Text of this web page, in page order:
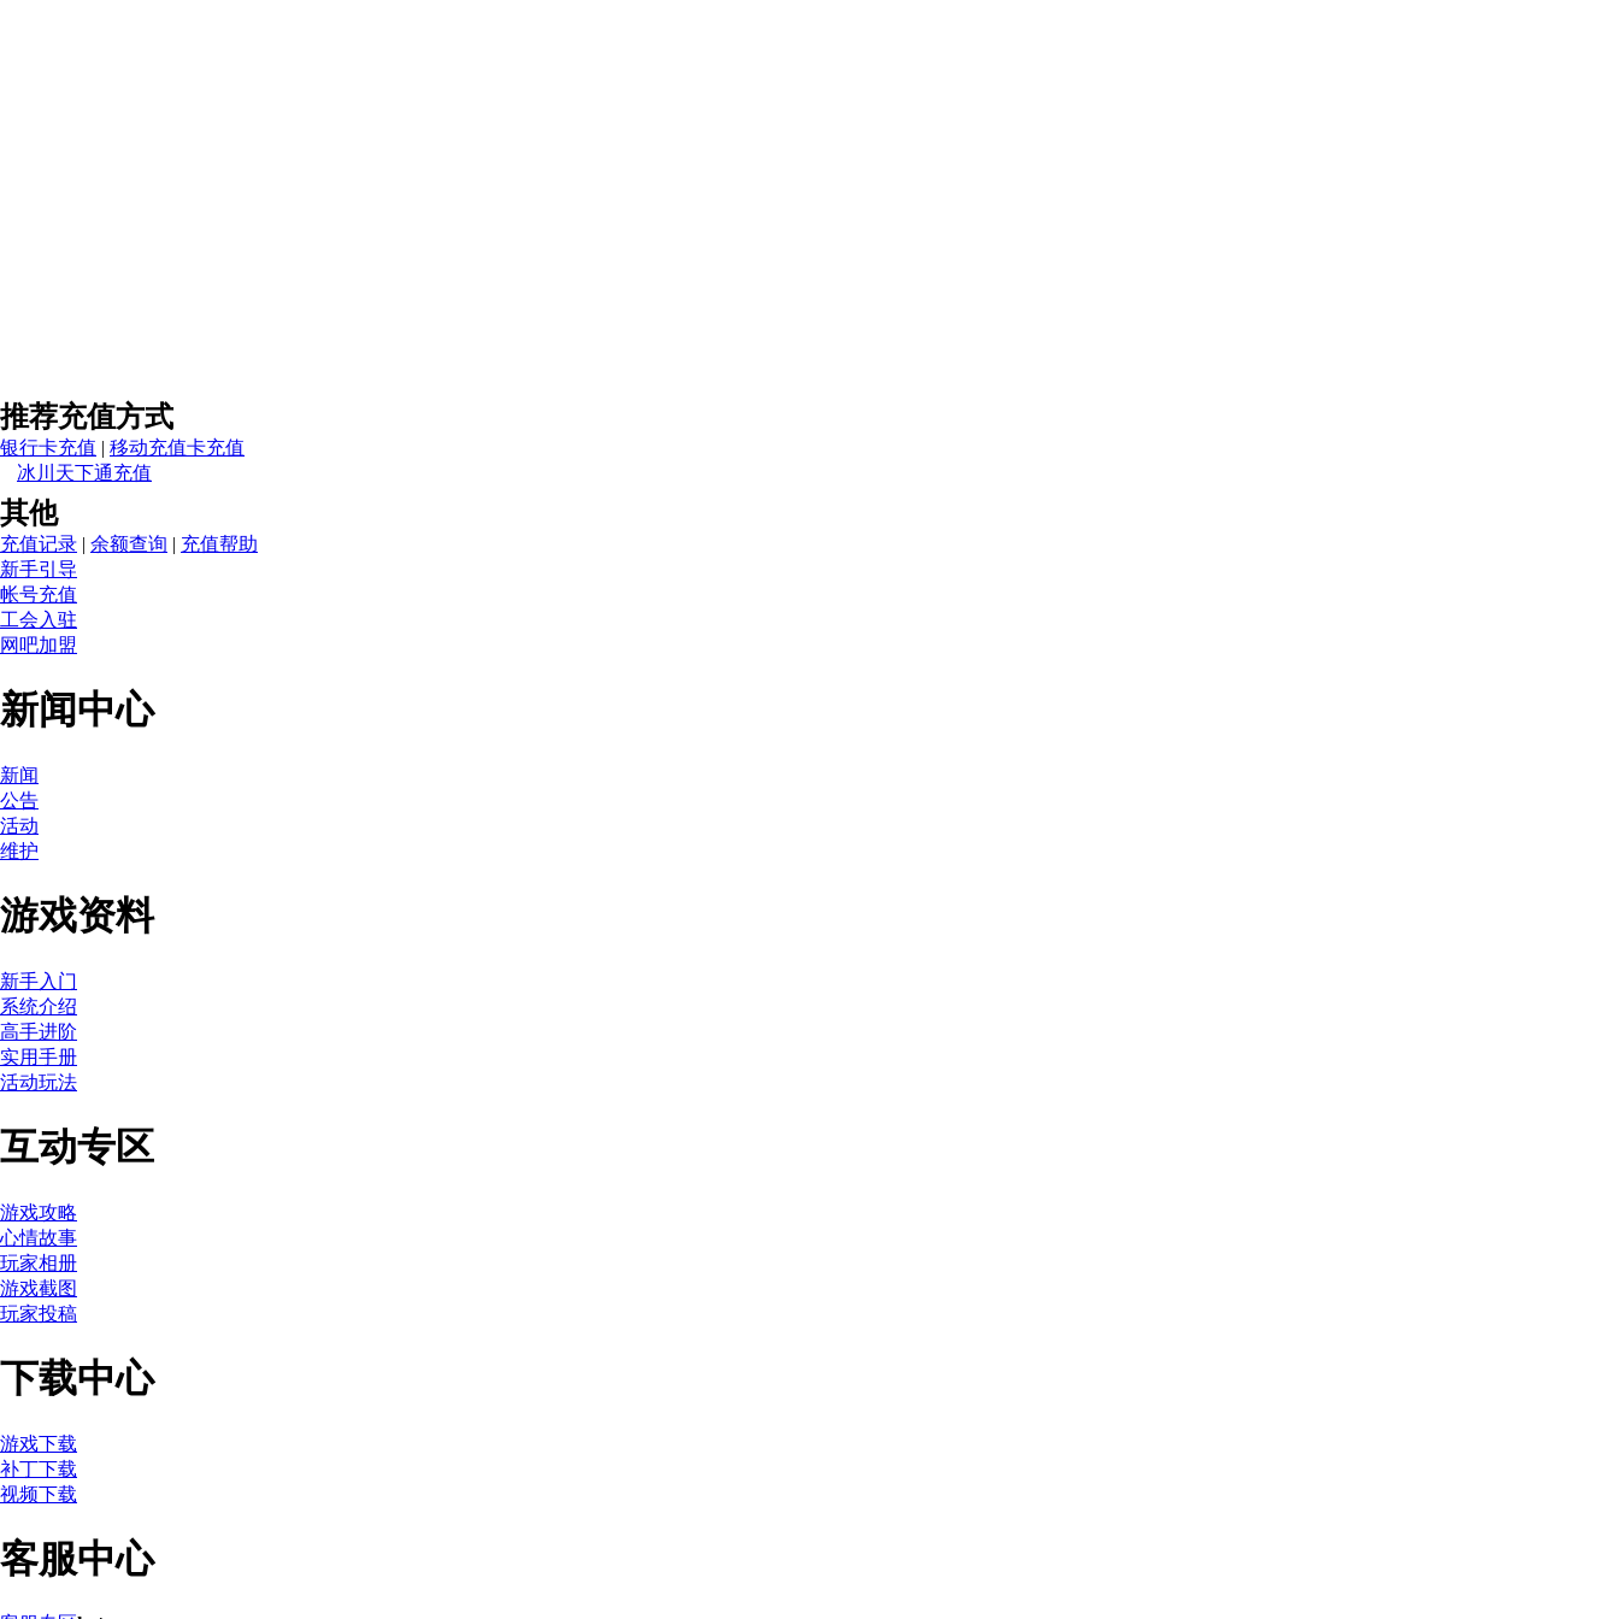
推荐充值方式
银行卡充值 | 移动充值卡充值
冰川天下通充值
其他
充值记录 | 余额查询 | 充值帮助
新手引导
帐号充值
工会入驻
网吧加盟
新闻中心
新闻
公告
活动
维护
游戏资料
新手入门
系统介绍
高手进阶
实用手册
活动玩法
互动专区
游戏攻略
心情故事
玩家相册
游戏截图
玩家投稿
下载中心
游戏下载
补丁下载
视频下载
客服中心